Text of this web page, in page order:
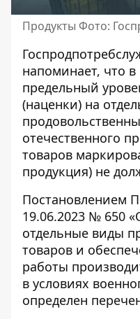
Продукты Фото:
напоминает, что
предельный
(наценки) на
отечественного
товаров
продукция) не
Постановлением
19.06.2023 № 650
отдельные виды
товаров и
работы
в условиях
определен